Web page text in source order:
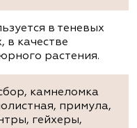
в теневых
в качестве
растения.
камнеломка
примула,
гейхеры,